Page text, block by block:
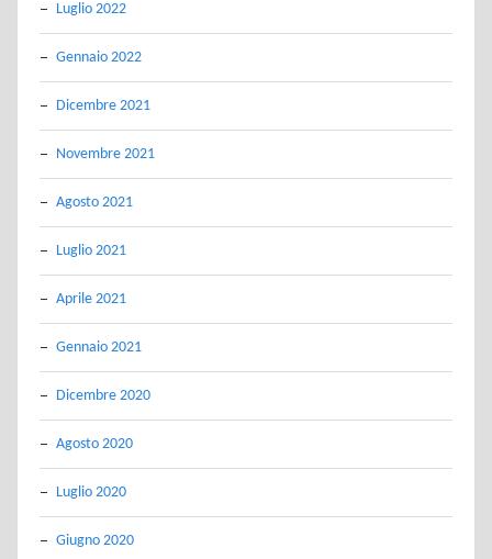
Luglio 2022
Gennaio 2022
Dicembre 2021
Novembre 2021
Agosto 2021
Luglio 2021
Aprile 2021
Gennaio 2021
Dicembre 2020
Agosto 2020
Luglio 2020
Giugno 2020